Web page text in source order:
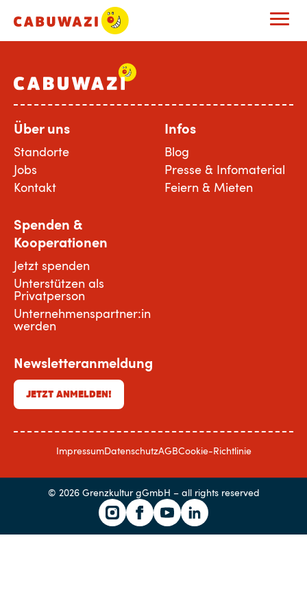
Über uns
Standorte
Jobs
Kontakt
Infos
Blog
Presse & Infomaterial
Feiern & Mieten
Spenden &
Kooperationen
Jetzt spenden
Unterstützen als
Privatperson
Unternehmenspartner:in
werden
Newsletteranmeldung
JETZT ANMELDEN!
ImpressumDatenschutzAGBCookie-Richtlinie
© 2026 Grenzkultur gGmbH – all rights reserved